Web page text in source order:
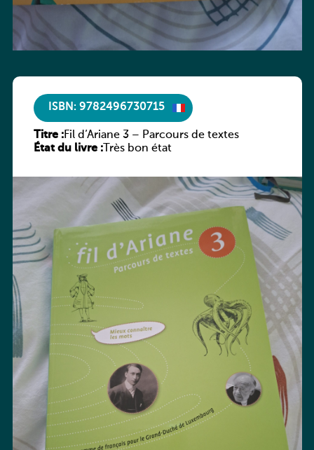
ISBN: 9782496730715
Titre :Fil d’Ariane 3 – Parcours de textes
État du livre :Très bon état